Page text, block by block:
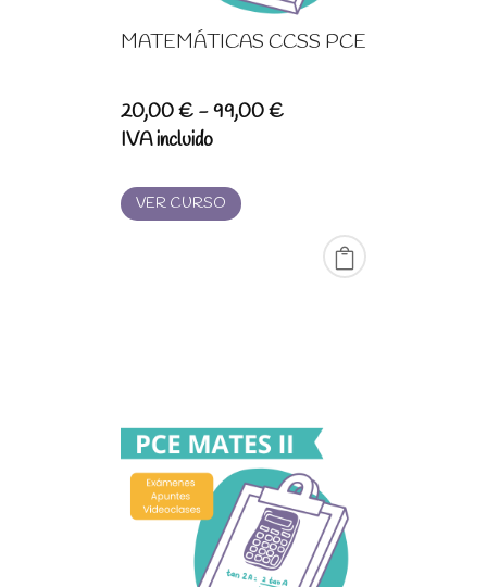
MATEMÁTICAS CCSS PCE
20,00€ -99,00€Rango
hasta
99,00 €
IVA incluido
VER CURSO